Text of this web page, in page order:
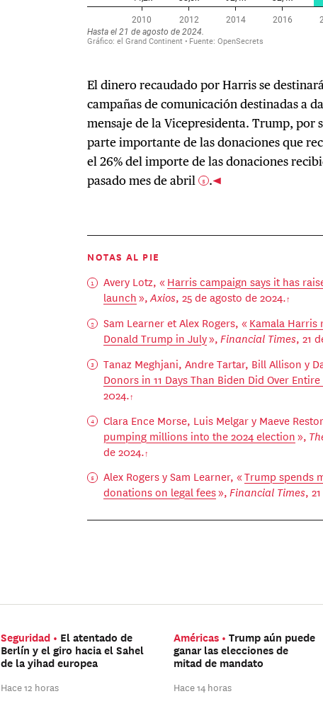
El dinero recaudado por Harris se
campañas de comunicación destinadas a
mensaje de la Vicepresidenta. Trump, por
parte importante de las donaciones que
el 26% del importe de las donaciones
pasado mes de abril 5 .
NOTAS AL PIE
Avery Lotz, «Harris campaign says it has
launch»,Axios, 25 de agosto de 2024.
Sam Learner et Alex Rogers, «Kamala Harris
Donald Trump in July»,Financial Times, 21
Tanaz Meghjani, Andre Tartar, Bill Allison y
Donors in 11 Days Than Biden Did Over Entire
2024.
Clara Ence Morse, Luis Melgar y Maeve
pumping millions into the 2024 election»,
de 2024.
Alex Rogers y Sam Learner, «Trump spends
donations on legal fees»,Financial Times,
Seguridad
El atentado de
Berlín y el giro hacia el Sahel
de la yihad europea
Hace 12 horas
Américas
Trump aún puede
ganar las elecciones de
mitad de mandato
Hace 14 horas